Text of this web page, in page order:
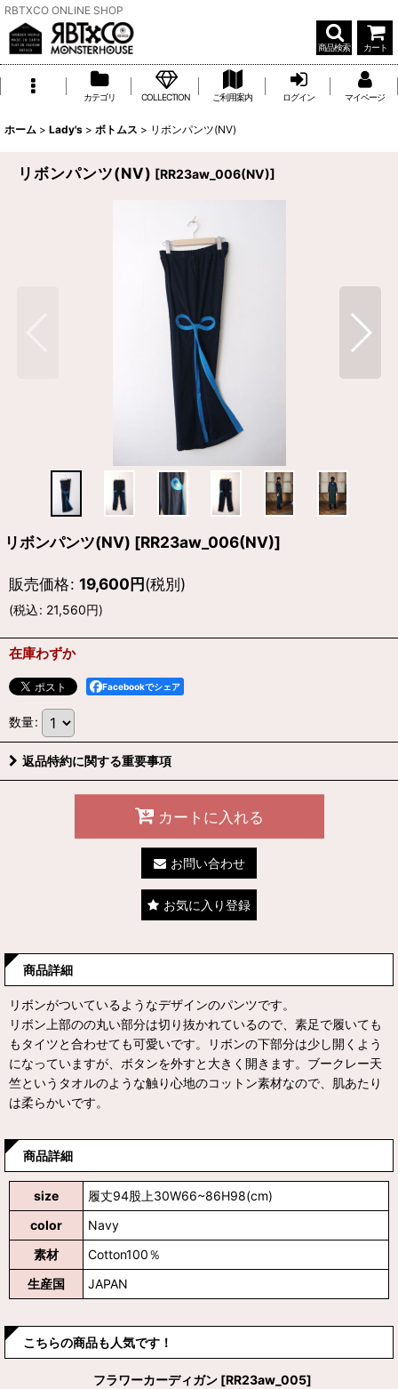
RBTXCO ONLINE SHOP
商品検索 カート
カテゴリ COLLECTION ご利用案内 ログイン マイページ
ホーム > Lady's > ボトムス > リボンパンツ(NV)
リボンパンツ(NV) [RR23aw_006(NV)]
リボンパンツ(NV) [RR23aw_006(NV)]
販売価格: 19,600円(税別)
(税込: 21,560円)
在庫わずか
Facebookでシェア
数量:
返品特約に関する重要事項
カートに入れる
お問い合わせ
お気に入り登録
商品詳細
リボンがついているようなデザインのパンツです。
リボン上部のの丸い部分は切り抜かれているので、素足で履いても
もタイツと合わせても可愛いです。リボンの下部分は少し開くよう
になっていますが、ボタンを外すと大きく開きます。ブークレー天
竺というタオルのような触り心地のコットン素材なので、肌あたり
は柔らかいです。
商品詳細
size
履丈94股上30W66~86H98(cm)
color
Navy
素材
Cotton100％
生産国
JAPAN
こちらの商品も人気です！
フラワーカーディガン [RR23aw_005]